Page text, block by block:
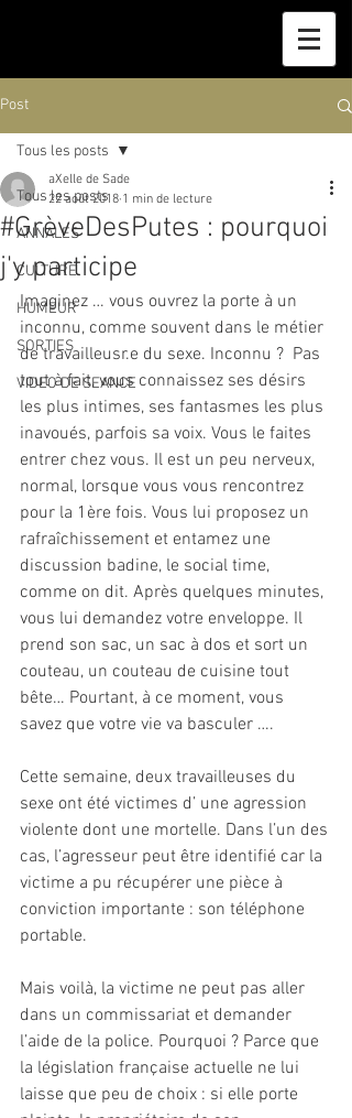
Post
Tous les posts
ANNALES
CULTURE
HUMEUR
SORTIES
VIDEO DE SEANCE
Tous les posts
#GrèveDesPutes : pourquoi
j'y participe
aXelle de Sade
22 août 2018 1 min de lecture
Imaginez … vous ouvrez la porte à un
inconnu, comme souvent dans le métier
de travailleusr.e du sexe. Inconnu ?  Pas
tout à fait, vous connaissez ses désirs
les plus intimes, ses fantasmes les plus
inavoués, parfois sa voix. Vous le faites
entrer chez vous. Il est un peu nerveux,
normal, lorsque vous vous rencontrez
pour la 1ère fois. Vous lui proposez un
rafraîchissement et entamez une
discussion badine, le social time,
comme on dit. Après quelques minutes,
vous lui demandez votre enveloppe. Il
prend son sac, un sac à dos et sort un
couteau, un couteau de cuisine tout
bête… Pourtant, à ce moment, vous
savez que votre vie va basculer ….
Cette semaine, deux travailleuses du
sexe ont été victimes d’ une agression
violente dont une mortelle. Dans l’un des
cas, l’agresseur peut être identifié car la
victime a pu récupérer une pièce à
conviction importante : son téléphone
portable.
Mais voilà, la victime ne peut pas aller
dans un commissariat et demander
l’aide de la police. Pourquoi ? Parce que
la législation française actuelle ne lui
laisse que peu de choix : si elle porte